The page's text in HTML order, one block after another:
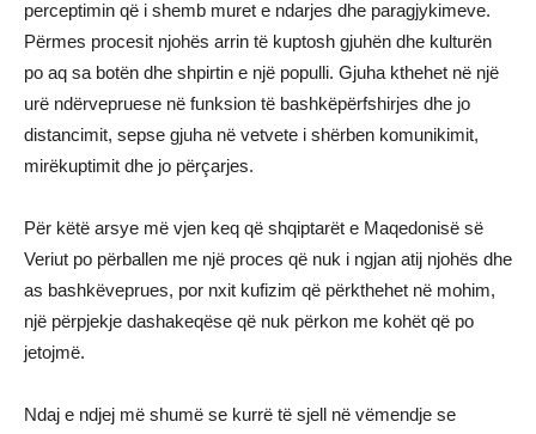
perceptimin që i shemb muret e ndarjes dhe paragjykimeve.
Përmes procesit njohës arrin të kuptosh gjuhën dhe kulturën
po aq sa botën dhe shpirtin e një populli. Gjuha kthehet në një
urë ndërvepruese në funksion të bashkëpërfshirjes dhe jo
distancimit, sepse gjuha në vetvete i shërben komunikimit,
mirëkuptimit dhe jo përçarjes.
Për këtë arsye më vjen keq që shqiptarët e Maqedonisë së
Veriut po përballen me një proces që nuk i ngjan atij njohës dhe
as bashkëveprues, por nxit kufizim që përkthehet në mohim,
një përpjekje dashakeqëse që nuk përkon me kohët që po
jetojmë.
Ndaj e ndjej më shumë se kurrë të sjell në vëmendje se